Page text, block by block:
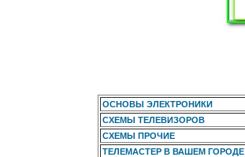
ОСНОВЫ ЭЛЕКТРОНИКИ
СХЕМЫ ТЕЛЕВИЗОРОВ
СХЕМЫ ПРОЧИЕ
ТЕЛЕМАСТЕР В ВАШЕМ ГОРОДЕ